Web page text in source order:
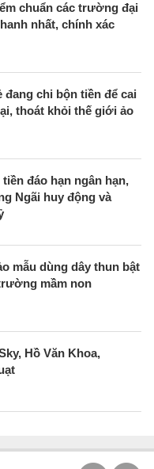
chuẩn các trường đại
nhất, chính xác
chi bộn tiền để cai
thoát khỏi thế giới ảo
đáo hạn ngân hạn,
Ngãi huy động và
mẫu dùng dây thun bật
mầm non
Hồ Văn Khoa,